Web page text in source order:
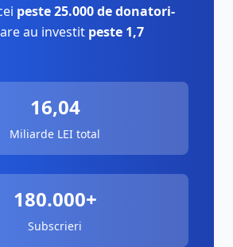
peste 25.000 de donatori-
au investit peste 1,7
16,04
Miliarde LEI total
180.000+
Subscrieri